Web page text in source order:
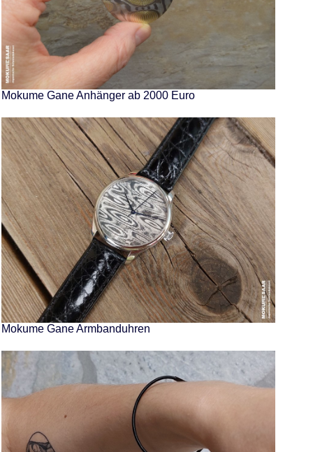
Mokume Gane Anhänger ab 2000 Euro
Mokume Gane Armbanduhren